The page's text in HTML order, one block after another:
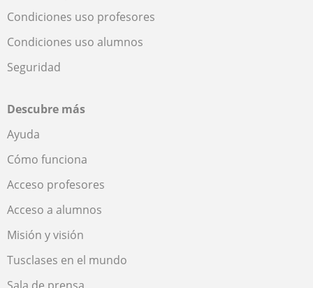
Condiciones uso profesores
Condiciones uso alumnos
Seguridad
Descubre más
Ayuda
Cómo funciona
Acceso profesores
Acceso a alumnos
Misión y visión
Tusclases en el mundo